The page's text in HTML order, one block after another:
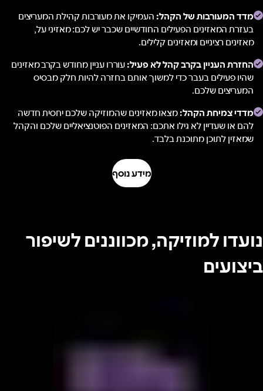
מדד המעורבות של הקהל:העמיקו את מעורבות קהילת המעריצים
בעזרת המאזינים הפעילים החודשיים שכבר יש לכם: מאזיני על,
מאזינים רציניים ומאזינים קלילים.
החזרת העניין בקרב קהל לא פעיל:עוררו עניין מחודש בקרב מאזינים
שהיו פעילים בעבר כדי למשוך אותם בחזרה להיות חלק מבסיס
המעריצים שלכם.
מדדי צמיחת הקהל:מצאו מאזינים שהמוזיקה שלכם יחסית חדשה
להם או שעדיין לא גילו אתכם: המאזינים הפוטנציאליים שלכם והקהל
שמאזין לתוכן מתוכנת בלבד.
מידע נוסף
נועדו למוזיקה, מכווננים לשיפור
ביצועים